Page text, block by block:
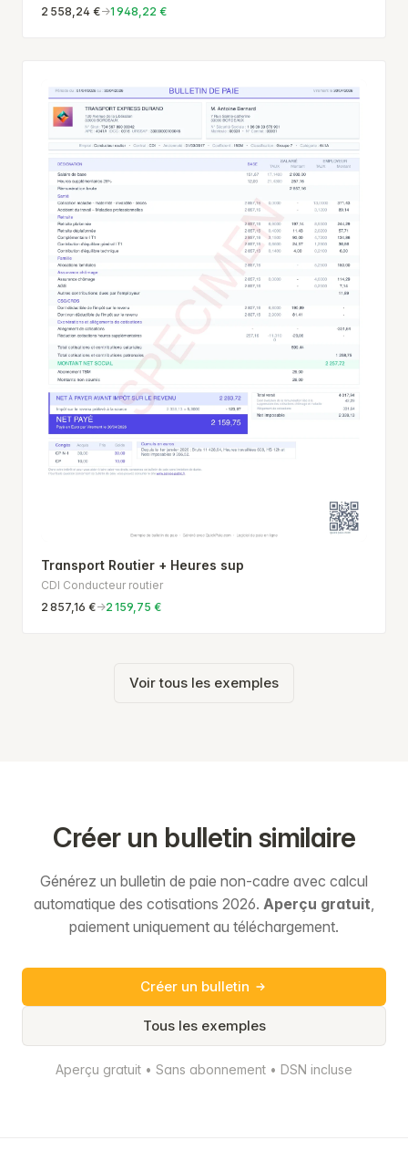
2 558,24 €→1 948,22 €
Transport Routier + Heures sup
CDI Conducteur routier
2 857,16 €→2 159,75 €
Voir tous les exemples
Créer un bulletin similaire
Générez un bulletin de paie non-cadre avec calcul
automatique des cotisations 2026. Aperçu gratuit
paiement uniquement au téléchargement.
Créer un bulletin
Tous les exemples
Aperçu gratuit • Sans abonnement • DSN incluse